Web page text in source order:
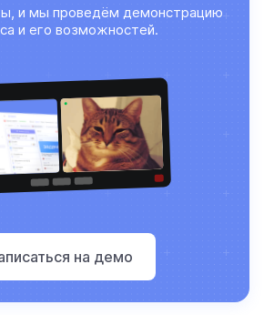
и мы проведём демонстрацию
и его возможностей.
на демо